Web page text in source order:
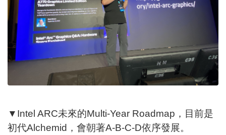
▼Intel ARC未來的Multi-Year Roadmap，目前是
初代Alchemid，會朝著A-B-C-D依序發展。